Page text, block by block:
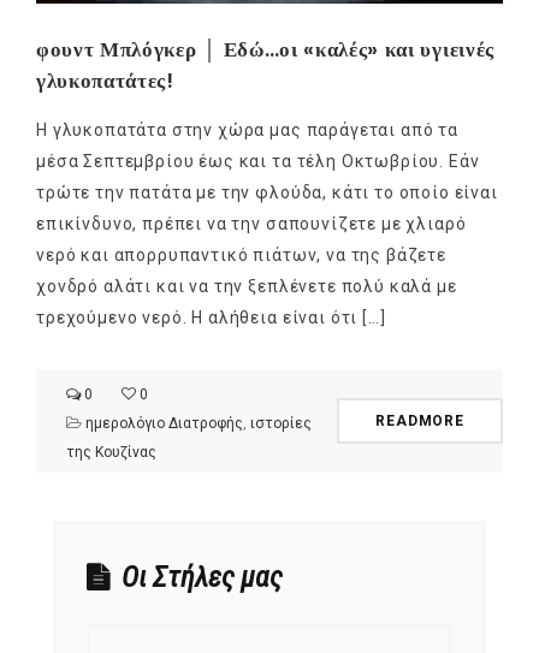
φουντ Μπλόγκερ │ Εδώ…οι «καλές» και υγιεινές
γλυκοπατάτες!
Η γλυκοπατάτα στην χώρα μας παράγεται από τα
μέσα Σεπτεμβρίου έως και τα τέλη Οκτωβρίου. Εάν
τρώτε την πατάτα με την φλούδα, κάτι το οποίο είναι
επικίνδυνο, πρέπει να την σαπουνίζετε με χλιαρό
νερό και απορρυπαντικό πιάτων, να της βάζετε
χονδρό αλάτι και να την ξεπλένετε πολύ καλά με
τρεχούμενο νερό. Η αλήθεια είναι ότι […]
0
0
ημερολόγιο Διατροφής ιστορίες
της Κουζίνας
READMORE
Οι Στήλες μας